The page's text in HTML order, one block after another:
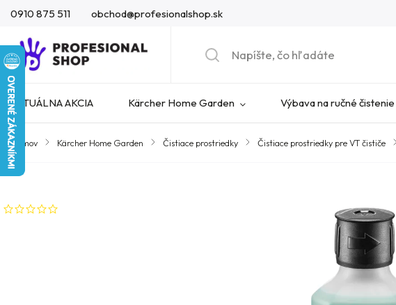
0910 875 511 obchod@profesionalshop.sk
AKTUÁLNA AKCIA Kärcher Home Garden Výbava na ručné čistenie
Domov / Kärcher Home Garden / Čistiace prostriedky / Čistiace prostriedky pre VT čističe /